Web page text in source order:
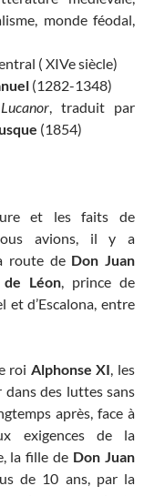
monde féodal,
( XIVe siècle)
(1282-1348)
, traduit par
(1854)
et les faits de
nous avions, il y a
route de Don Juan
Léon, prince de
et d’Escalona, entre
roi Alphonse XI, les
des luttes sans
après, face à
exigences de la
la fille de Don Juan
de 10 ans, par la